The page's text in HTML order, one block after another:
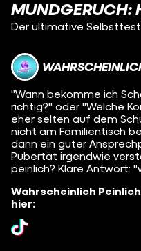
MUNDGERUCH:
Der ultimative
"Wann bekomme ich
richtig?" oder "Welche
eher selten auf dem
nicht am Familientisch
dann ein guter
Pubertät irgendwie
peinlich? Klare Antwort:
Wahrscheinlich
hier: